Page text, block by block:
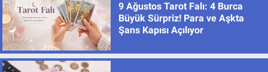
9 Ağustos Tarot Falı: 4 Burca
Büyük Sürpriz! Para ve Aşkta
Şans Kapısı Açılıyor